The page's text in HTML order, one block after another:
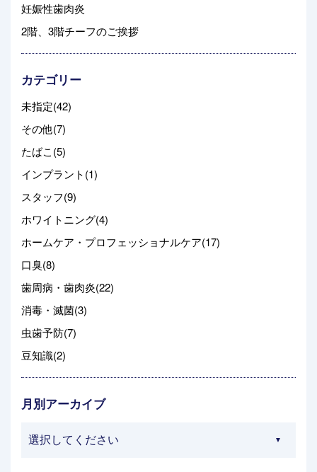
妊娠性歯肉炎
2階、3階チーフのご挨拶
カテゴリー
未指定(42)
その他(7)
たばこ(5)
インプラント(1)
スタッフ(9)
ホワイトニング(4)
ホームケア・プロフェッショナルケア(17)
口臭(8)
歯周病・歯肉炎(22)
消毒・滅菌(3)
虫歯予防(7)
豆知識(2)
月別アーカイブ